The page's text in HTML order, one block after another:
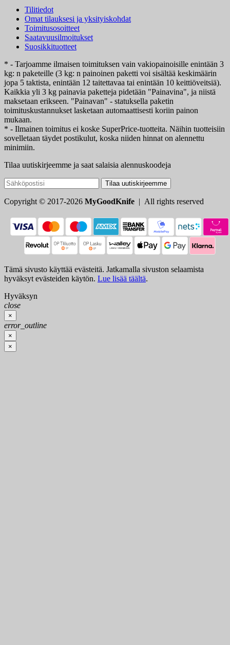
Tilitiedot
Omat tilauksesi ja yksityiskohdat
Toimitusosoitteet
Saatavuusilmoitukset
Suosikkituotteet
* - Tarjoamme ilmaisen toimituksen vain vakiopainoisille enintään 3
kg: n paketeille (3 kg: n painoinen paketti voi sisältää keskimäärin
jopa 5 taktista, enintään 12 taitettavaa tai enintään 10 keittiöveitsiä).
Kaikkia yli 3 kg painavia paketteja pidetään "Painavina", ja niistä
maksetaan erikseen. "Painavan" - statuksella paketin
toimituskustannukset lasketaan automaattisesti koriin painon
mukaan.
* - Ilmainen toimitus ei koske SuperPrice-tuotteita. Näihin tuotteisiin
sovelletaan täydet postikulut, koska niiden hinnat on alennettu
minimiin.
Tilaa uutiskirjeemme ja saat salaisia alennuskoodeja
Tilaa uutiskirjeemme
Copyright © 2017-2026 MyGoodKnife | All rights reserved
Tämä sivusto käyttää evästeitä. Jatkamalla sivuston selaamista
hyväksyt evästeiden käytön. Lue lisää täältä.
Hyväksyn
close
×
error_outline
×
×